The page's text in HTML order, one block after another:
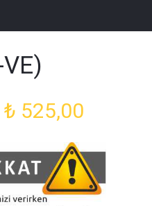
₺ 525,00
₺ 490,00
-
₺ 525,00